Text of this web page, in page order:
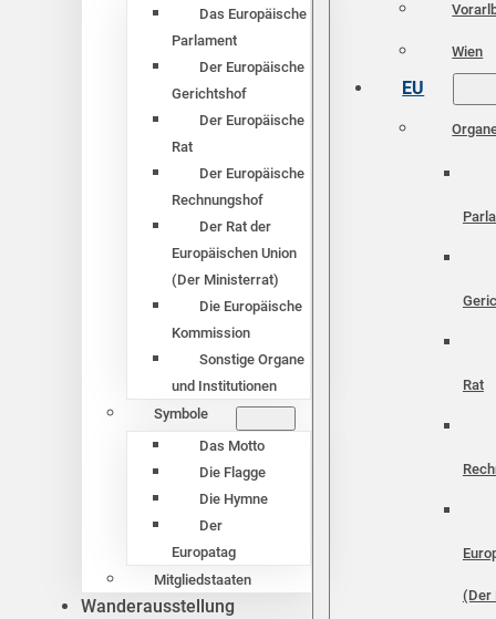
Das Europäische
Parlament
Der Europäische
Gerichtshof
Der Europäische
Rat
Der Europäische
Rechnungshof
Der Rat der
Europäischen Union
(Der Ministerrat)
Die Europäische
Kommission
Sonstige Organe
und Institutionen
Symbole
Das Motto
Die Flagge
Die Hymne
Der
Europatag
Mitgliedstaaten
Wanderausstellung
Wien
EU
Rat
(Der